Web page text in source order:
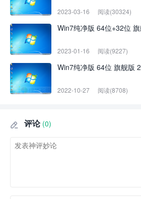
2023-03-16 阅读(30324)
Win7纯净版 64位+32位
2023-01-16 阅读(9227)
Win7纯净版 64位 旗舰版
2022-10-27 阅读(8708)
 评论 (0)